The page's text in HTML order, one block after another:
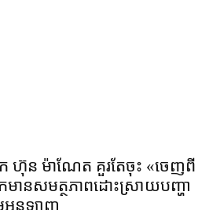
ហ៊ុន ម៉ាណែត គួរតែ​ចុះ «ចេញពី​
មាន​សមត្ថភាព​ដោះស្រាយ​បញ្ហា​
ម​អនឡាញ